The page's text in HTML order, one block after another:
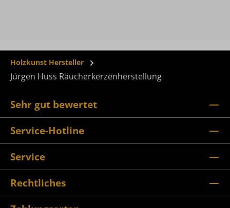
Holzkunst Hersteller
Jürgen Huss Räucherkerzenherstellung
Sehr gut bewertet
Service-Hotline
Service
Rechtliches